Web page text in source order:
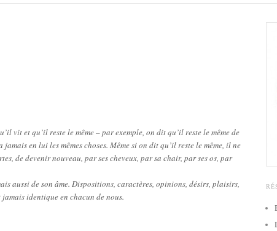
vit et qu’il reste le même – par exemple, on dit qu’il reste le même de
en lui les mêmes choses. Même si on dit qu’il reste le même, il ne
de devenir nouveau, par ses cheveux, par sa chair, par ses os, par
aussi de son âme. Dispositions, caractères, opinions, désirs, plaisirs,
jamais identique en chacun de nous.